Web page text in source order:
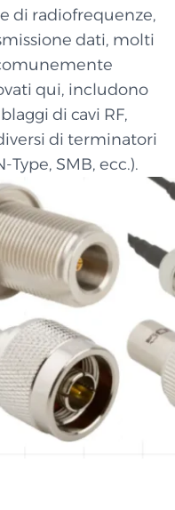
di radiofrequenze,
dati, molti
qui, includono
di cavi RF,
di terminatori
Type, SMB, ecc.).